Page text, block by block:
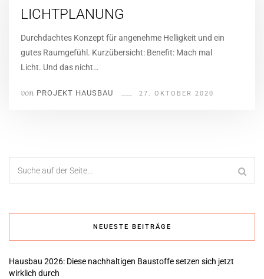
LICHTPLANUNG
Durchdachtes Konzept für angenehme Helligkeit und ein
gutes Raumgefühl. Kurzübersicht: Benefit: Mach mal
Licht. Und das nicht…
von PROJEKT HAUSBAU 27. OKTOBER 2020
NEUESTE BEITRÄGE
Hausbau 2026: Diese nachhaltigen Baustoffe setzen sich jetzt
wirklich durch